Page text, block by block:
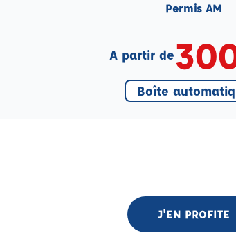
Permis AM
A partir de
Boîte
J'EN PROFITE